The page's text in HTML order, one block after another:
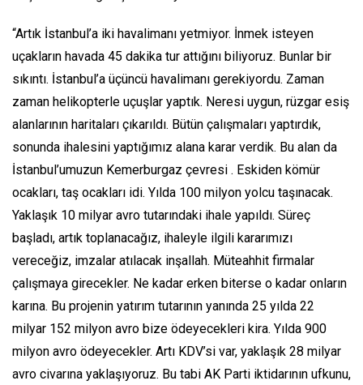
“Artık İstanbul’a iki havalimanı yetmiyor. İnmek isteyen
uçakların havada 45 dakika tur attığını biliyoruz. Bunlar bir
sıkıntı. İstanbul’a üçüncü havalimanı gerekiyordu. Zaman
zaman helikopterle uçuşlar yaptık. Neresi uygun, rüzgar esiş
alanlarının haritaları çıkarıldı. Bütün çalışmaları yaptırdık,
sonunda ihalesini yaptığımız alana karar verdik. Bu alan da
İstanbul’umuzun Kemerburgaz çevresi . Eskiden kömür
ocakları, taş ocakları idi. Yılda 100 milyon yolcu taşınacak.
Yaklaşık 10 milyar avro tutarındaki ihale yapıldı. Süreç
başladı, artık toplanacağız, ihaleyle ilgili kararımızı
vereceğiz, imzalar atılacak inşallah. Müteahhit firmalar
çalışmaya girecekler. Ne kadar erken biterse o kadar onların
karına. Bu projenin yatırım tutarının yanında 25 yılda 22
milyar 152 milyon avro bize ödeyecekleri kira. Yılda 900
milyon avro ödeyecekler. Artı KDV’si var, yaklaşık 28 milyar
avro civarına yaklaşıyoruz. Bu tabi AK Parti iktidarının ufkunu,